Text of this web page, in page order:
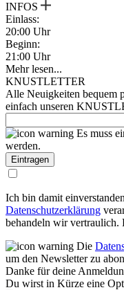
INFOS
Einlass:
20:00 Uhr
Beginn:
21:00 Uhr
Mehr lesen...
KNUSTLETTER
Alle Neuigkeiten bequem
einfach unseren
Es muss
werden.
Ich bin damit
Datenschutzerklärung
behandeln wir vertraulich.
Die
um den Newsletter zu
Danke für deine
Du wirst in Kürze eine